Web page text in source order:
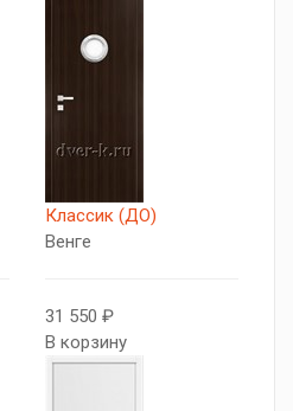
Классик (ДО)
Венге
31 550 ₽
В корзину